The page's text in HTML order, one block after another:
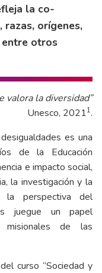
la co-
razas, orígenes,
entre otros
valora la diversidad”
Unesco, 20211.
es una
de la Educación
e impacto social,
la investigación y la
la perspectiva del
juegue un papel
misionales de las
curso “Sociedad y